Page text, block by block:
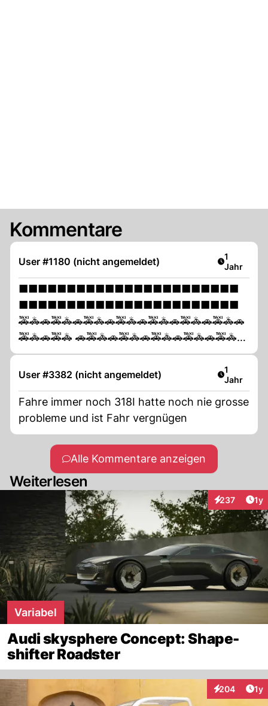
Kommentare
User #1180 (nicht angemeldet) Artikel
1
Jahr
■■■■■■■■■■■■■■■■■■■■■■■
■■■■■■■■■■■■■■■■■■■■■■■
🚕🚓🚗🚕🚓🚗🚕🚓🚗🚕🚓🚗🚕🚓🚗🚕🚓🚗🚕🚓🚗
🚕🚓🚗🚕🚓 🚗🚕🚓🚗🚕🚓🚗🚕🚓🚗🚕🚓🚗🚕🚓🚗
🚕🚓🚗🚕🚓🚗🚕🚓🚗🚕 🚕🚓🚗🚕🚓🚗🚕🚓🚗🚕🚓
🚗🚕🚓🚗🚕🚓🚗 😎 Ich besass schon sehr viele
Autos in meinem Leben, aber das dämlichste
war ein E-Auto welches ich nur mit sehr viel
Mühe und viel Verlust loswerden konnte. 🚕🚓
🚗🚕🚓🚗🚕🚓🚗🚕🚓🚗🚕🚓🚗🚕🚓🚗🚕🚓🚗🚕🚓
🚗🚕🚓 🚗🚕🚓🚗🚕🚓🚗🚕🚓🚗🚕🚓🚗🚕🚓🚗🚕🚓
🚗🚕🚓🚗🚕🚓🚗🚕 🚕🚓🚗🚕🚓🚗🚕🚓🚗🚕🚓🚗🚕
🚓🚗🚕🚓🚗
■■■■■■■■■■■■■■■■■■■■■■■
■■■■■■■■■■■■■■■■■■■■■■■
User #3382 (nicht angemeldet) Artikel
1
Jahr
Fahre immer noch 318I hatte noch nie grosse
probleme und ist Fahr vergnügen
Alle Kommentare anzeigen
Weiterlesen
237
Interaktionen
1y
Variabel
Audi skysphere Concept: Shape-
shifter Roadster
204
Interaktionen
1y